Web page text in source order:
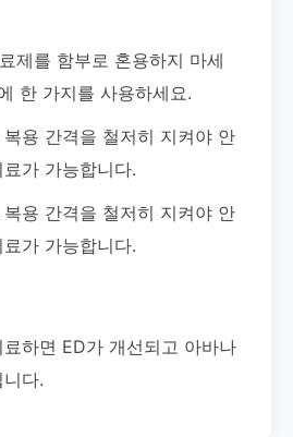
제를 함부로 혼용하지 마세
한 가지를 사용하세요.
용 간격을 철저히 지켜야 안
가 가능합니다.
용 간격을 철저히 지켜야 안
가 가능합니다.
하면 ED가 개선되고 아바나
다.